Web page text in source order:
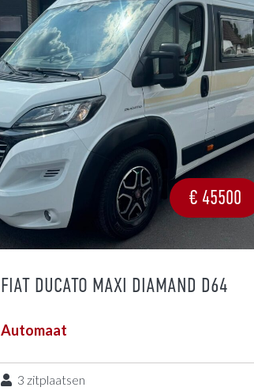
€ 45500
FIAT DUCATO MAXI DIAMAND D64
Automaat
3 zitplaatsen